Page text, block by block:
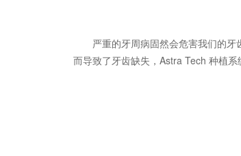
严重的牙周病固然会危害我们的
而导致了牙齿缺失，Astra Tech 种植系